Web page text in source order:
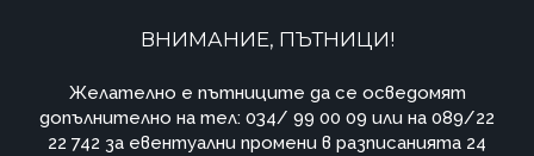
ВНИМАНИЕ, ПЪТНИЦИ!
Желателно е пътниците да се осведомят
допълнително на тел: 034/ 99 00 09 или на 089/22
22 742 за евентуални промени в разписанията 24